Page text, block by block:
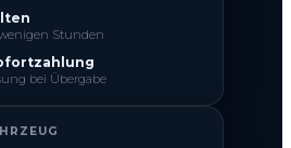
Stunden
bei Übergabe